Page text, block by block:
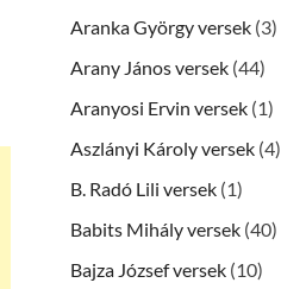
Aranka György versek (3)
Arany János versek (44)
Aranyosi Ervin versek (1)
Aszlányi Károly versek (4)
B. Radó Lili versek (1)
Babits Mihály versek (40)
Bajza József versek (10)